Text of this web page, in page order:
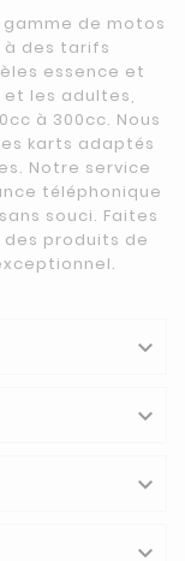
de motos
des tarifs
essence et
les adultes,
à 300cc. Nous
karts adaptés
Notre service
téléphonique
souci. Faites
produits de



